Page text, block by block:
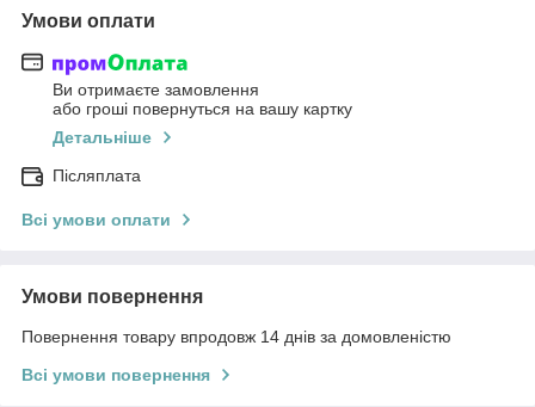
Умови оплати
Ви отримаєте замовлення
або гроші повернуться на вашу картку
Детальніше
Післяплата
Всі умови оплати
Умови повернення
Повернення товару впродовж 14 днів за домовленістю
Всі умови повернення